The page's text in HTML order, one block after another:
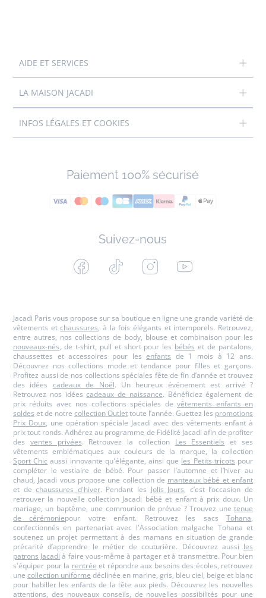
AIDE ET SERVICES
LA MAISON JACADI
INFOS LÉGALES ET COOKIES
Paiement 100% sécurisé
Suivez-nous
Facebook Tiktok InstagramYoutube
Jacadi Paris vous propose sur sa boutique en ligne une grande variété de
vêtements etchaussures, à la fois élégants et intemporels. Retrouvez,
entre autres, nos collections de body, blouse et combinaison pour les
nouveaux-nés, de t-shirt, pull et short pour les bébés et de pantalons,
chaussettes et accessoires pour lesenfants de 1 mois à 12 ans.
Découvrez nos collections mode et tendance pour filles et garçons.
Profitez aussi de nos collections spéciales fête de fin d’année et trouvez
des idées cadeaux de Noël. Un heureux événement est arrivé ?
Retrouvez nos idéescadeaux de naissance. Bénéficiez également de
prix réduits avec nos collections spéciales devêtements enfants en
soldes et de notre collection Outlettoute l’année. Guettez les promotions
Prix Doux, une opération spéciale Jacadi avec des vêtements enfant à
prix tout ronds. Adhérez au programme de Fidélité Jacadi afin de profiter
des ventes privées. Retrouvez la collection Les Essentiels et ses
vêtements emblématiques aux couleurs de la marque, la collection
Sport Chic aussi innovante qu'élégante, ainsi que les Petits tricots pour
compléter le vestiaire de bébé. Pour passer l’automne et l’hiver au
chaud, Jacadi vous propose une collection de manteaux bébé et enfant
et dechaussures d'hiver. Pendant les Jolis Jours, c’est l’occasion de
retrouver la nouvelle collection Jacadi bébé et enfant à prix doux. Un
mariage, un baptême, une communion de prévue ? Trouvez une tenue
de cérémoniepour votre enfant. Retrouvez les sacsTohana,
confectionnés en partenariat avec l'Association malgache Tohana et
soutenez un projet permettant à des mamans en situation de grande
précarité d’apprendre le métier de couturière. Découvrez aussi les
patrons Jacadi à faire vous-même à partager et à transmettre. Pour bien
s'équiper pour la rentrée et répondre aux besoins des écoles, retrouvez
une collection uniforme déclinée en marine, gris, bleu ciel, beige et blanc
pour habiller les enfants de la tête aux pieds. Découvrez les nouvelles
attentions, des nouveaux conseils, de nouvelles possibilités pour une